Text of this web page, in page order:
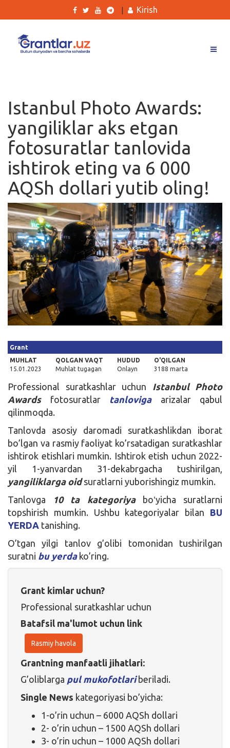
Ishlar
Kurslar
Blog
Yana
Qidirish
Kirish
Kirish
Istanbul Photo Awards:
yangiliklar aks etgan
fotosuratlar tanlovida
ishtirok eting va 6 000
AQSh dollari yutib oling!
Grant
MUHLAT
15.01.2023
QOLGAN VAQT
Muhlat tugagan
HUDUD
Onlayn
O'QILGAN
3188 marta
Professional suratkashlar uchun
Istanbul Photo
Awardsfotosuratlar tanlovigaarizalar qabul
qilinmoqda.
Tanlovda asosiy daromadi suratkashlikdan iborat
bo’lgan va rasmiy faoliyat ko’rsatadigan suratkashlar
ishtirok etishlari mumkin. Ishtirok etish uchun 2022-
yil 1-yanvardan 31-dekabrgacha tushirilgan,
yangiliklarga oidsuratlarni yuborishingiz mumkin.
Tanlovga
10 ta kategoriyaboʻyicha suratlarni
topshirish mumkin. Ushbu kategoriyalar bilan BU
YERDA tanishing.
O’tgan yilgi tanlov g’olibi tomonidan tushirilgan
suratni bu yerdako’ring.
Grant kimlar uchun?
Professional suratkashlar uchun
Batafsil ma'lumot uchun link
Rasmiy havola
Grantning manfaatli jihatlari:
G’oliblarga pul mukofotlariberiladi.
Single News kategoriyasi bo’yicha:
1-o’rin uchun – 6000 AQSh dollari
2- o’rin uchun – 1500 AQSh dollari
3- o’rin uchun – 1000 AQSh dollari